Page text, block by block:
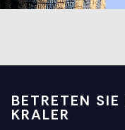
BETRETEN
KRALER